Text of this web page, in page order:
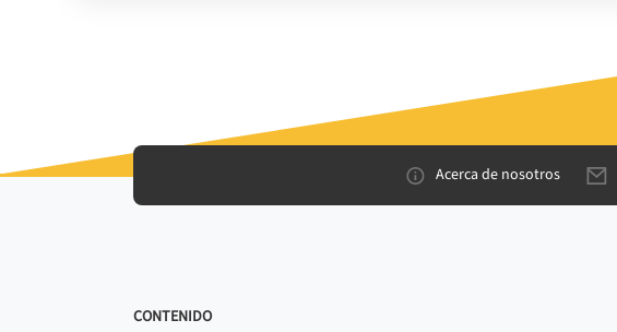
Acerca de nosotros
CONTENIDO